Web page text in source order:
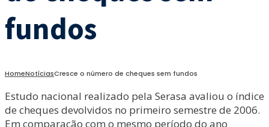
fundos
HomeNotíciasCresce o número de cheques sem fundos
Estudo nacional realizado pela Serasa avaliou o índice
de cheques devolvidos no primeiro semestre de 2006.
Em comparação com o mesmo período do ano